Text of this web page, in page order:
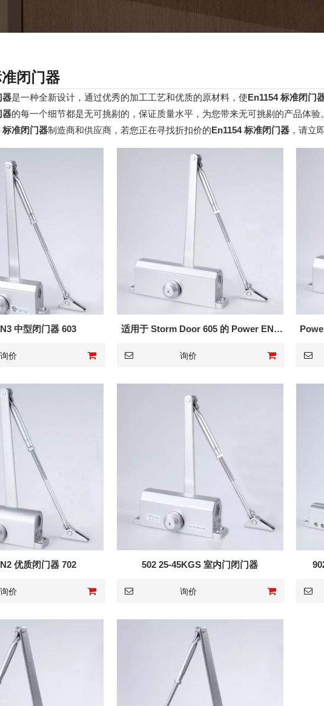
闭门器
器是一种全新设计，通过优秀的加工工艺和优质的原材料，使En1154 标准闭门
器的每一个细节都是无可挑剔的，保证质量水平，为您带来无可挑剔的产品体验
标准闭门器制造商和供应商，若您正在寻找折扣价的En1154 标准闭门器 ，请立
中型闭门器 603
询价
适用于 Storm Door 605 的 Power EN5
询价
优质闭门器 702
询价
502 25-45KGS 室内门闭门器
询价